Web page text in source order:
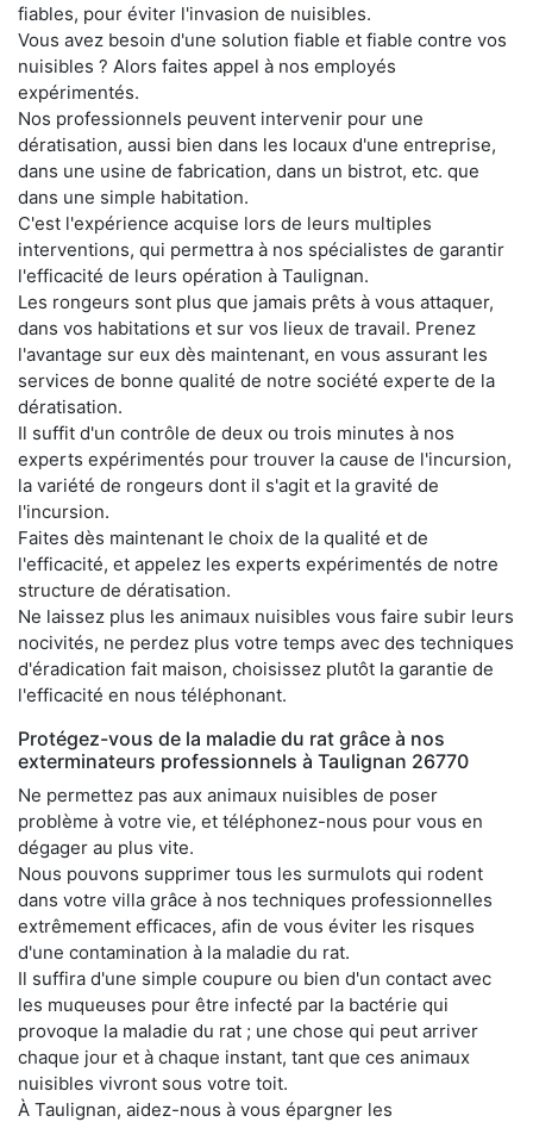
fiables, pour éviter l'invasion de nuisibles.
Vous avez besoin d'une solution fiable et fiable contre vos
nuisibles ? Alors faites appel à nos employés
expérimentés.
Nos professionnels peuvent intervenir pour une
dératisation, aussi bien dans les locaux d'une entreprise,
dans une usine de fabrication, dans un bistrot, etc. que
dans une simple habitation.
C'est l'expérience acquise lors de leurs multiples
interventions, qui permettra à nos spécialistes de garantir
l'efficacité de leurs opération à Taulignan.
Les rongeurs sont plus que jamais prêts à vous attaquer,
dans vos habitations et sur vos lieux de travail. Prenez
l'avantage sur eux dès maintenant, en vous assurant les
services de bonne qualité de notre société experte de la
dératisation.
Il suffit d'un contrôle de deux ou trois minutes à nos
experts expérimentés pour trouver la cause de l'incursion,
la variété de rongeurs dont il s'agit et la gravité de
l'incursion.
Faites dès maintenant le choix de la qualité et de
l'efficacité, et appelez les experts expérimentés de notre
structure de dératisation.
Ne laissez plus les animaux nuisibles vous faire subir leurs
nocivités, ne perdez plus votre temps avec des techniques
d'éradication fait maison, choisissez plutôt la garantie de
l'efficacité en nous téléphonant.
Protégez-vous de la maladie du rat grâce à nos
exterminateurs professionnels à Taulignan 26770
Ne permettez pas aux animaux nuisibles de poser
problème à votre vie, et téléphonez-nous pour vous en
dégager au plus vite.
Nous pouvons supprimer tous les surmulots qui rodent
dans votre villa grâce à nos techniques professionnelles
extrêmement efficaces, afin de vous éviter les risques
d'une contamination à la maladie du rat.
Il suffira d'une simple coupure ou bien d'un contact avec
les muqueuses pour être infecté par la bactérie qui
provoque la maladie du rat ; une chose qui peut arriver
chaque jour et à chaque instant, tant que ces animaux
nuisibles vivront sous votre toit.
À Taulignan, aidez-nous à vous épargner les